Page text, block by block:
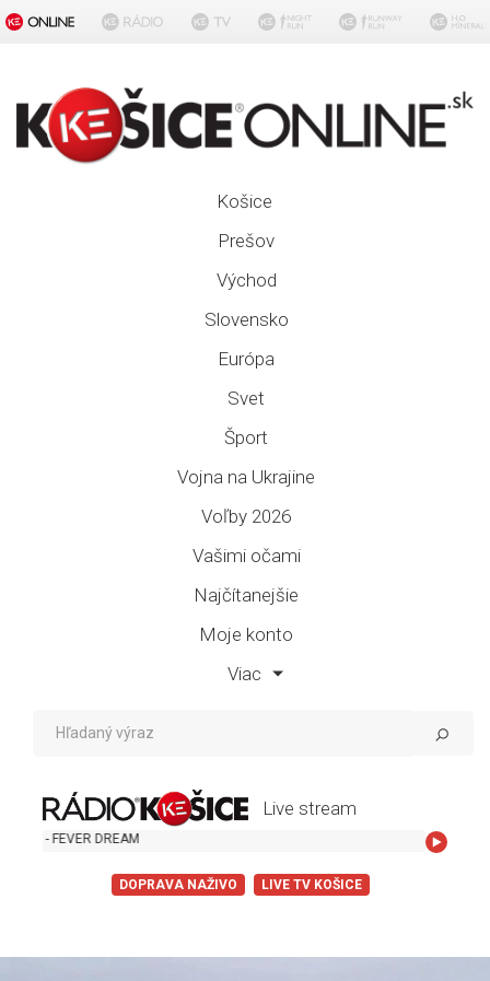
Košice
Prešov
Východ
Slovensko
Európa
Svet
Šport
Vojna na Ukrajine
Voľby 2026
Vašimi očami
Najčítanejšie
Moje konto
Viac
Live stream
Alex Warren
DOPRAVA NAŽIVO LIVE TV KOŠICE